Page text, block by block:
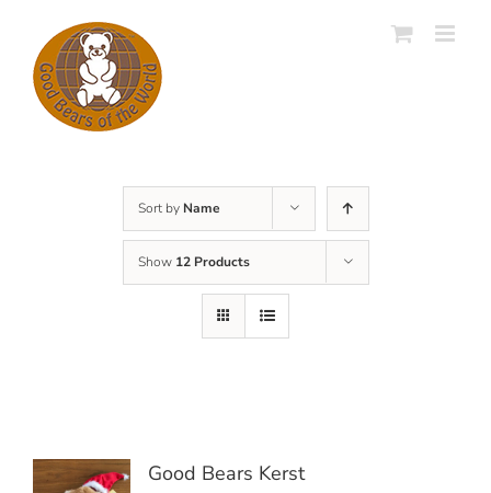
content
Sort by Name
Show 12 Products
Good Bears Kerst